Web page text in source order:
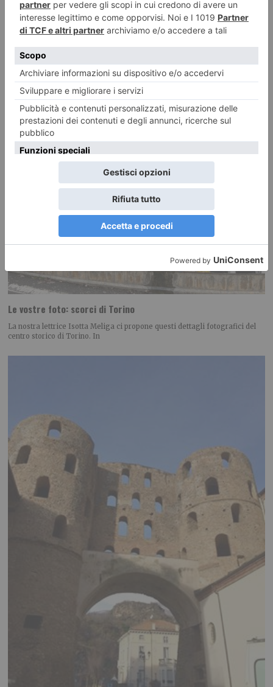
Ecco le foto di un ciclo di Dipinti Murali realizzati da Silvia Marchionne e
da Gianluca
Le vostre foto: scorci di Torino
La nostra lettrice Isotta Meliga ci propone questi dettagli fotografici del
centro storico di Torino. In